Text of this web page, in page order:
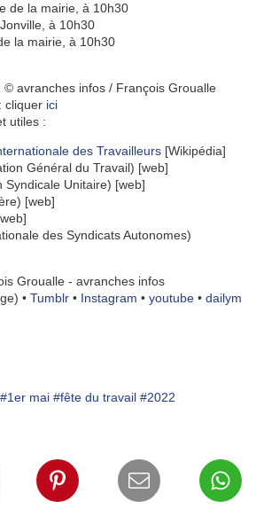
de la mairie, à 10h30
à 10h30
la mairie, à 10h30
© avranches infos / François Groualle
cliquer ici
utiles :
des Travailleurs [Wikipédia]
Général du Travail) [web]
Syndicale Unitaire) [web]
[web]
des Syndicats Autonomes)
Groualle - avranches infos
• Tumblr • Instagram • youtube • dailym
#1er mai #fête du travail #2022